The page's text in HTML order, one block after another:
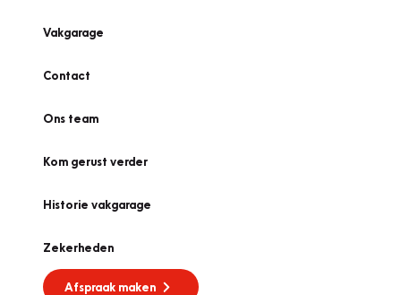
Vakgarage
Contact
Ons team
Kom gerust verder
Historie vakgarage
Zekerheden
Afspraak maken